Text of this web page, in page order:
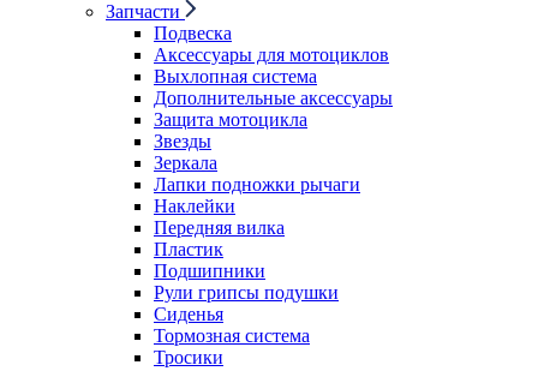
Запчасти
Подвеска
Аксессуары для мотоциклов
Выхлопная система
Дополнительные аксессуары
Защита мотоцикла
Звезды
Зеркала
Лапки подножки рычаги
Наклейки
Передняя вилка
Пластик
Подшипники
Рули грипсы подушки
Сиденья
Тормозная система
Тросики